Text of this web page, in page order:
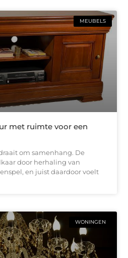
MEUBELS
met ruimte voor een
om samenhang. De
door herhaling van
en juist daardoor voelt
WONINGEN